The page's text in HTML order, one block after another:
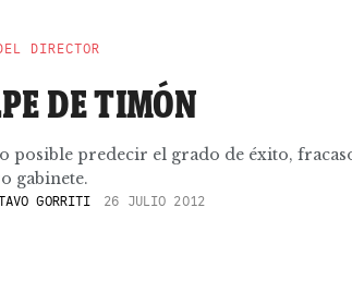
DIRECTOR
DE TIMÓN
posible predecir el grado de éxito,
gabinete.
GORRITI 26 JULIO 2012